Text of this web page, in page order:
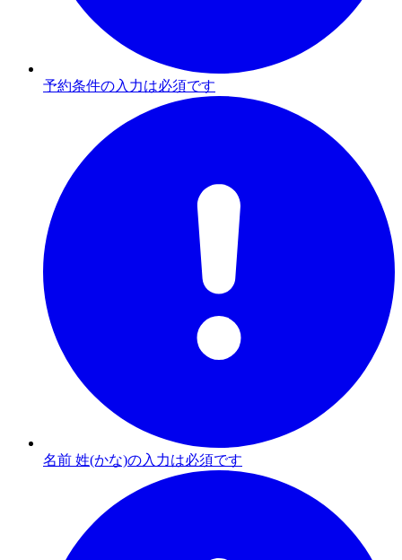
予約条件の入力は必須です
名前 姓(かな)の入力は必須です